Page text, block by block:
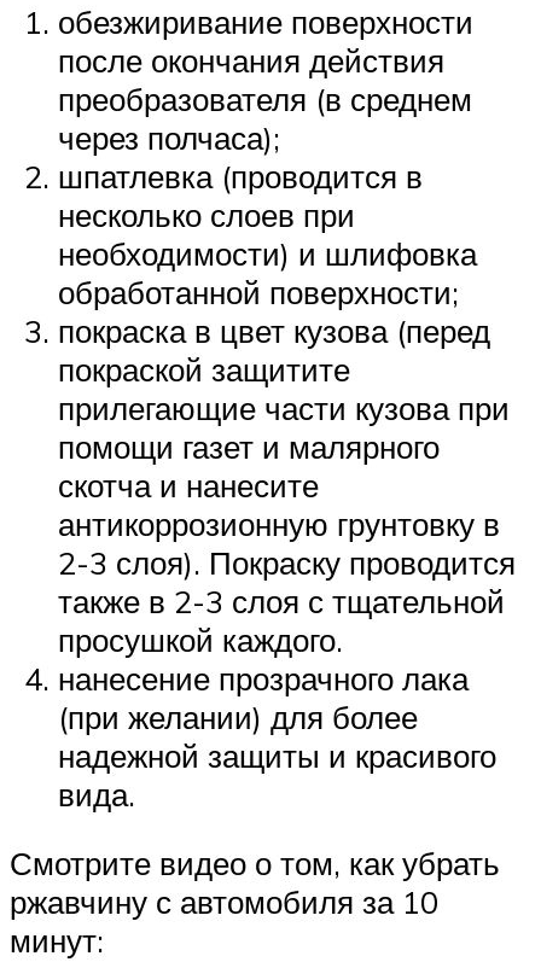
обезжиривание поверхности
после окончания действия
преобразователя (в среднем
через полчаса);
шпатлевка (проводится в
несколько слоев при
необходимости) и шлифовка
обработанной поверхности;
покраска в цвет кузова (перед
покраской защитите
прилегающие части кузова при
помощи газет и малярного
скотча и нанесите
антикоррозионную грунтовку в
2-3 слоя). Покраску проводится
также в 2-3 слоя с тщательной
просушкой каждого.
нанесение прозрачного лака
(при желании) для более
надежной защиты и красивого
вида.
Смотрите видео о том, как убрать
ржавчину с автомобиля за 10
минут: